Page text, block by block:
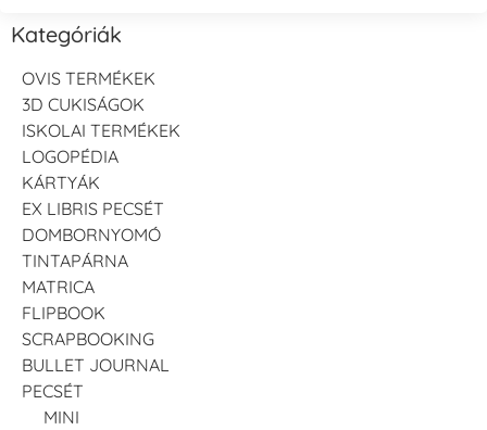
Kategóriák
OVIS TERMÉKEK
3D CUKISÁGOK
ISKOLAI TERMÉKEK
LOGOPÉDIA
KÁRTYÁK
EX LIBRIS PECSÉT
DOMBORNYOMÓ
TINTAPÁRNA
MATRICA
FLIPBOOK
SCRAPBOOKING
BULLET JOURNAL
PECSÉT
MINI